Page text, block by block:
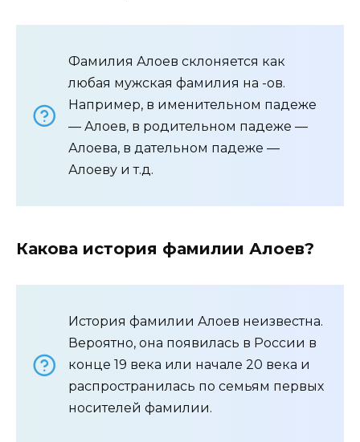
Фамилия Алоев склоняется как
любая мужская фамилия на -ов.
Например, в именительном падеже
— Алоев, в родительном падеже —
Алоева, в дательном падеже —
Алоеву и т.д.
Какова история фамилии Алоев?
История фамилии Алоев неизвестна.
Вероятно, она появилась в России в
конце 19 века или начале 20 века и
распространилась по семьям первых
носителей фамилии.